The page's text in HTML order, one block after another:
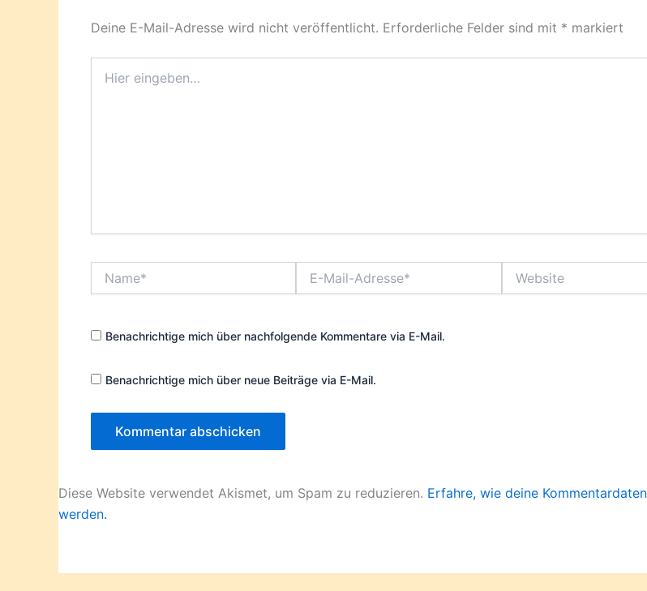
Deine E-Mail-Adresse wird nicht veröffentlicht. Erforderliche Felder sind mit * markiert
eingeben…
Mail-
Benachrichtige mich über nachfolgende Kommentare via E-Mail.
Benachrichtige mich über neue Beiträge via E-Mail.
Diese Website verwendet Akismet, um Spam zu reduzieren. Erfahre, wie deine
werden.